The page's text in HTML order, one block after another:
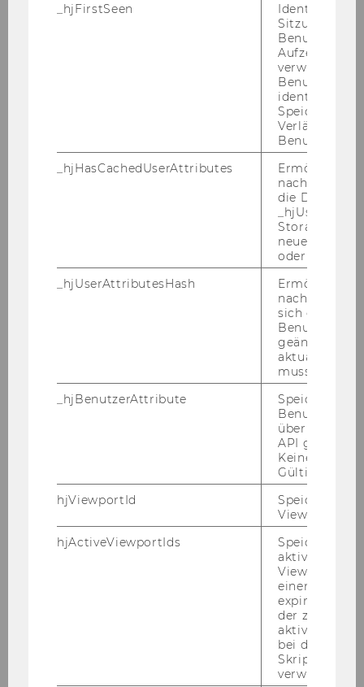
Steuerberatung - Karriereperspektiven in
einem dynamischen Umfeld", 28.
Verwaltungsgerichtsbarkeit erster Instanz"
PWC-Seminar 12.11.2007
Source versus Residence Conference
LL.M. Alumnitreff in Wien, 26. Oktober 2007
PWC Seminar 22.10.2007
EU-Taxes Conference in Rust, July 5-7, 2007
Wiener Symposion zum Internationalen
_hjFirstSeen
Identifiziert
Sitzung eines
Benutzers.
verwendet,
identifizieren.
Verlängert
_hjHasCachedUserAttributes
Ermöglicht
die Daten in
Storage auf
neuesten
oder nicht.
_hjUserAttributesHash
Ermöglicht
sich ein
geändert hat
aktualisiert
muss.
_hjBenutzerAttribute
Speichert
über die
API gesendet
Keine
hjViewportId
Speichert
Viewport-
hjActiveViewportIds
Speichert die
aktiven
Viewports.
einen
der zur
aktiver
bei der
verwendet